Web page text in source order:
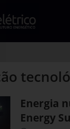
Energia
Energy